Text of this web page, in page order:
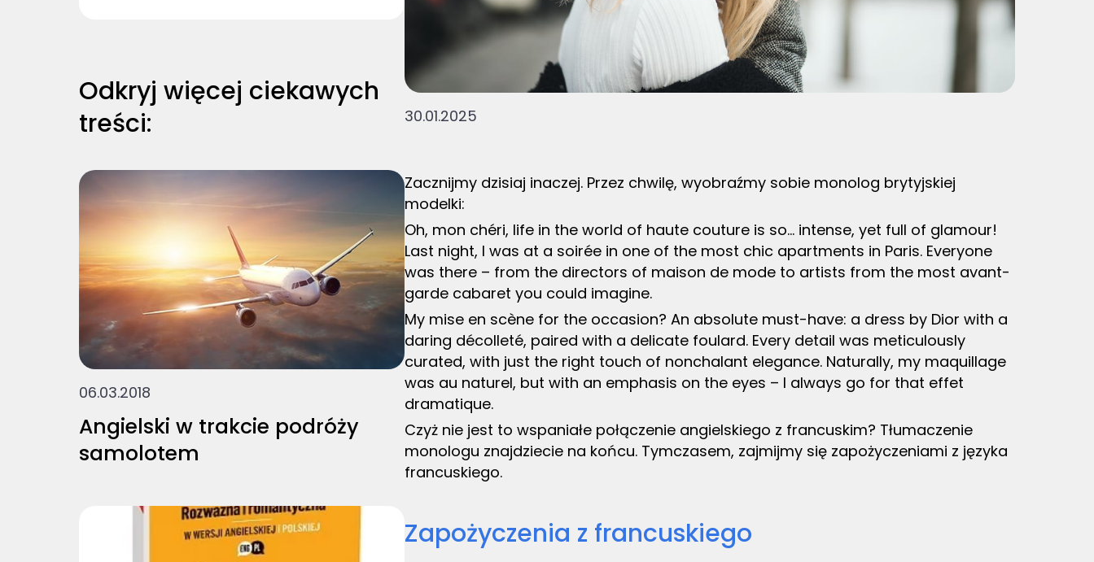
Odkryj więcej ciekawych
treści:
06.03.2018
Angielski w trakcie podróży
samolotem
30.01.2025
Zacznijmy dzisiaj inaczej. Przez chwilę, wyobraźmy sobie monolog brytyjskiej
modelki:
Oh, mon chéri, life in the world of haute couture is so… intense, yet full of glamour!
Last night, I was at a soirée in one of the most chic apartments in Paris. Everyone
was there – from the directors of maison de mode to artists from the most avant-
garde cabaret you could imagine.
My mise en scène for the occasion? An absolute must-have: a dress by Dior with a
daring décolleté, paired with a delicate foulard. Every detail was meticulously
curated, with just the right touch of nonchalant elegance. Naturally, my maquillage
was au naturel, but with an emphasis on the eyes – I always go for that effet
dramatique.
Czyż nie jest to wspaniałe połączenie angielskiego z francuskim? Tłumaczenie
monologu znajdziecie na końcu. Tymczasem, zajmijmy się zapożyczeniami z języka
francuskiego.
Zapożyczenia z francuskiego